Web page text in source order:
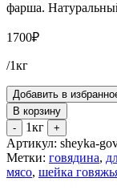
фарша.
1700₽
/1кг
Добавить в
В корзину
-
1кг +
Артикул: sheyka-
Метки: говядина,
мясо, шейка